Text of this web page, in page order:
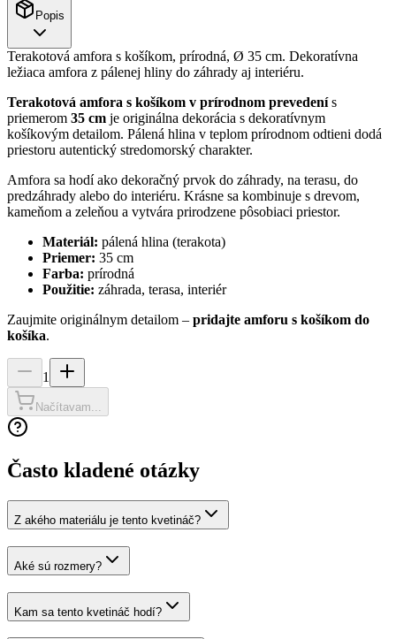
Popis
Terakotová amfora s košíkom, prírodná, Ø 35 cm. Dekoratívna
ležiaca amfora z pálenej hliny do záhrady aj interiéru.
Terakotová amfora s košíkom v prírodnom prevedenís
priemerom 35 cm je originálna dekorácia s dekoratívnym
košíkovým detailom. Pálená hlina v teplom prírodnom odtieni dodá
priestoru autentický stredomorský charakter.
Amfora sa hodí ako dekoračný prvok do záhrady, na terasu, do
predzáhrady alebo do interiéru. Krásne sa kombinuje s drevom,
kameňom a zeleňou a vytvára prirodzene pôsobiaci priestor.
Materiál: pálená hlina (terakota)
Priemer: 35 cm
Farba: prírodná
Použitie: záhrada, terasa, interiér
Zaujmite originálnym detailom – pridajte amforu s košíkom do
košíka.
1
Načítavam...
Často kladené otázky
Z akého materiálu je tento kvetináč?
Aké sú rozmery?
Kam sa tento kvetináč hodí?